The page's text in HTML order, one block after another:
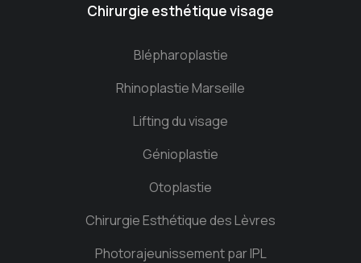
Chirurgie esthétique visage
Blépharoplastie
Rhinoplastie Marseille
Lifting du visage
Génioplastie
Otoplastie
Chirurgie Esthétique des Lèvres
Photorajeunissement par IPL